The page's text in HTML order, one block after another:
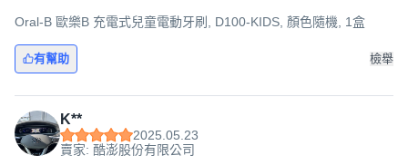
Oral-B 歐樂B 充電式兒童電動牙刷, D100-KIDS, 顏色隨機, 1盒
有幫助 檢舉
K**
2025.05.23
賣家: 酷澎股份有限公司